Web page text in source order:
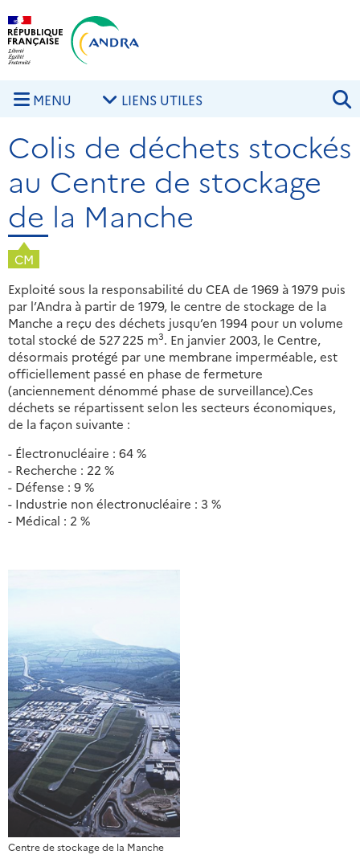
Aller au contenu principal
MENU LIENS UTILES
Colis de déchets stockés
au Centre de stockage
de la Manche
CM
Exploité sous la responsabilité du CEA de 1969 à 1979 puis
par l’Andra à partir de 1979, le centre de stockage de la
Manche a reçu des déchets jusqu’en 1994 pour un volume
total stocké de 527 225 m3. En janvier 2003, le Centre,
désormais protégé par une membrane imperméable, est
officiellement passé en phase de fermeture
(anciennement dénommé phase de surveillance).Ces
déchets se répartissent selon les secteurs économiques,
de la façon suivante :
- Électronucléaire : 64 %
- Recherche : 22 %
- Défense : 9 %
- Industrie non électronucléaire : 3 %
- Médical : 2 %
Centre de stockage de la Manche